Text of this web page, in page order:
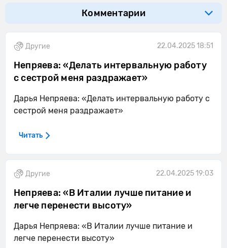
Комментарии
Другие 22.04.2025 18:51
Непряева: «Делать интервальную работу
с сестрой меня раздражает»
Дарья Непряева: «Делать интервальную работу с
сестрой меня раздражает»
Читать
Другие 22.04.2025 19:03
Непряева: «В Италии лучше питание и
легче перенести высоту»
Дарья Непряева: «В Италии лучше питание и
легче перенести высоту»